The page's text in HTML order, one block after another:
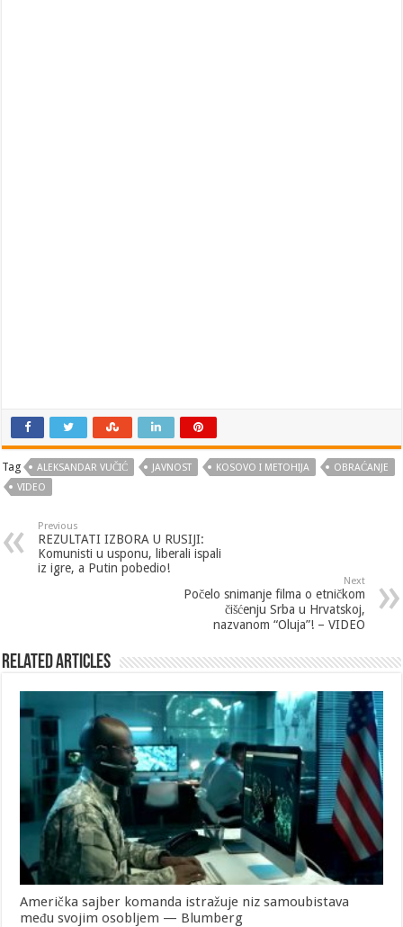
Tag ALEKSANDAR VUČIĆ JAVNOST KOSOVO I METOHIJA
OBRAĆANJE
VIDEO
Previous
REZULTATI IZBORA U RUSIJI:
Komunisti u usponu, liberali ispali
iz igre, a Putin pobedio!
Next
Počelo snimanje filma o etničkom
čišćenju Srba u Hrvatskoj,
nazvanom “Oluja”! – VIDEO
Related Articles
Američka sajber komanda istražuje niz samoubistava
među svojim osobljem — Blumberg